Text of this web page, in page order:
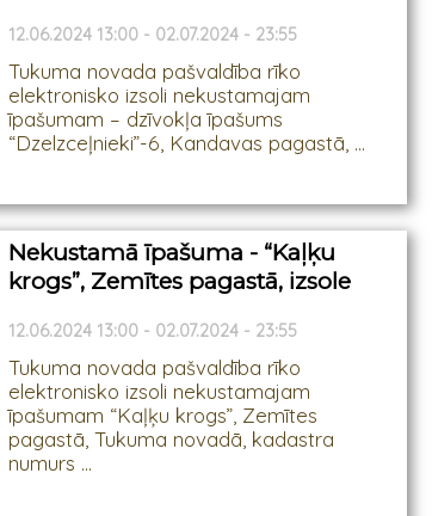
12.06.2024 13:00 - 02.07.2024 - 23:55
Tukuma novada pašvaldība rīko
elektronisko izsoli nekustamajam
īpašumam – dzīvokļa īpašums
“Dzelzceļnieki”-6, Kandavas pagastā, ...
Nekustamā īpašuma - “Kaļķu
krogs”, Zemītes pagastā, izsole
12.06.2024 13:00 - 02.07.2024 - 23:55
Tukuma novada pašvaldība rīko
elektronisko izsoli nekustamajam
īpašumam “Kaļķu krogs”, Zemītes
pagastā, Tukuma novadā, kadastra
numurs ...